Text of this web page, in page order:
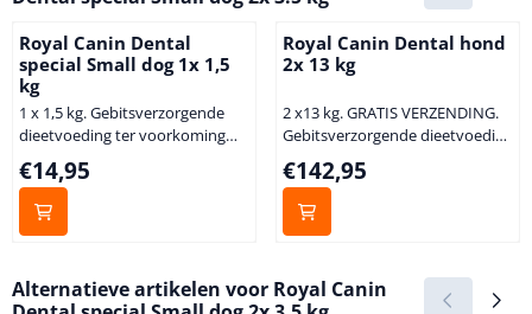
Royal Canin Dental
special Small dog 1x 1,5
kg
1 x 1,5 kg. Gebitsverzorgende
dieetvoeding ter voorkoming
van van tandplak en tandsteen
Royal Canin Dental Diet is een
speciale gebitsverzorgende
dieetvoeding voor kleine,
dieetvoeding helpt de vorming
Prijs: 14,95
€14,95
Royal Canin Dental hond
2x 13 kg
2 x13 kg. GRATIS VERZENDING.
Gebitsverzorgende dieetvoeding
ter voorkoming van van
tandplak en tandsteen Royal
Canin Dental Diet is een speciale
gebitsverzorgende dieetvoeding
dieetvoeding helpt de vorming
Prijs: 142,95
€142,95
Alternatieve artikelen voor Royal Canin